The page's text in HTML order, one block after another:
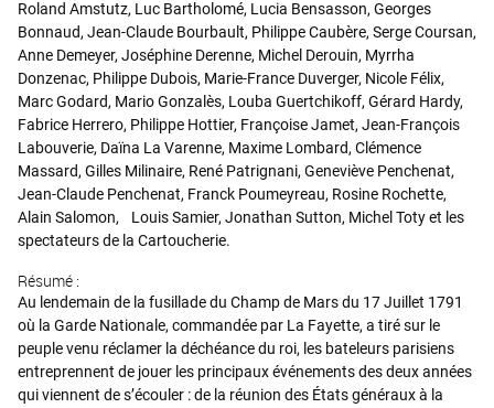
Roland Amstutz, Luc Bartholomé, Lucia Bensasson, Georges
Bonnaud, Jean-Claude Bourbault, Philippe Caubère, Serge Coursan,
Anne Demeyer, Joséphine Derenne, Michel Derouin, Myrrha
Donzenac, Philippe Dubois, Marie-France Duverger, Nicole Félix,
Marc Godard, Mario Gonzalès, Louba Guertchikoff, Gérard Hardy,
Fabrice Herrero, Philippe Hottier, Françoise Jamet, Jean-François
Labouverie, Daïna La Varenne, Maxime Lombard, Clémence
Massard, Gilles Milinaire, René Patrignani, Geneviève Penchenat,
Jean-Claude Penchenat, Franck Poumeyreau, Rosine Rochette,
Alain Salomon, Louis Samier, Jonathan Sutton, Michel Toty et les
spectateurs de la Cartoucherie.
Résumé :
Au lendemain de la fusillade du Champ de Mars du 17 Juillet 1791
où la Garde Nationale, commandée par La Fayette, a tiré sur le
peuple venu réclamer la déchéance du roi, les bateleurs parisiens
entreprennent de jouer les principaux événements des deux années
qui viennent de s’écouler : de la réunion des États généraux à la